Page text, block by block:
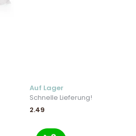
Auf Lager
Schnelle Lieferung!
2.49